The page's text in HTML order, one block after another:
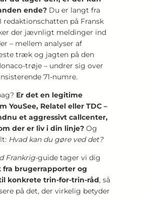
ende? Du er langt fra
redaktionschatten på Fransk
der jævnligt meldinger ind
– mellem analyser af
træk og jagten på den
trøje – undrer sig over
71-numre.
Er det en legitime
YouSee, Relatel eller TDC –
et aggressivt callcenter,
der er liv i din linje? Og
Hvad kan du gøre ved det?
Frankrig-guide tager vi dig
fra brugerrapporter og
konkrete trin-for-trin-råd, så
på det, der virkelig betyder